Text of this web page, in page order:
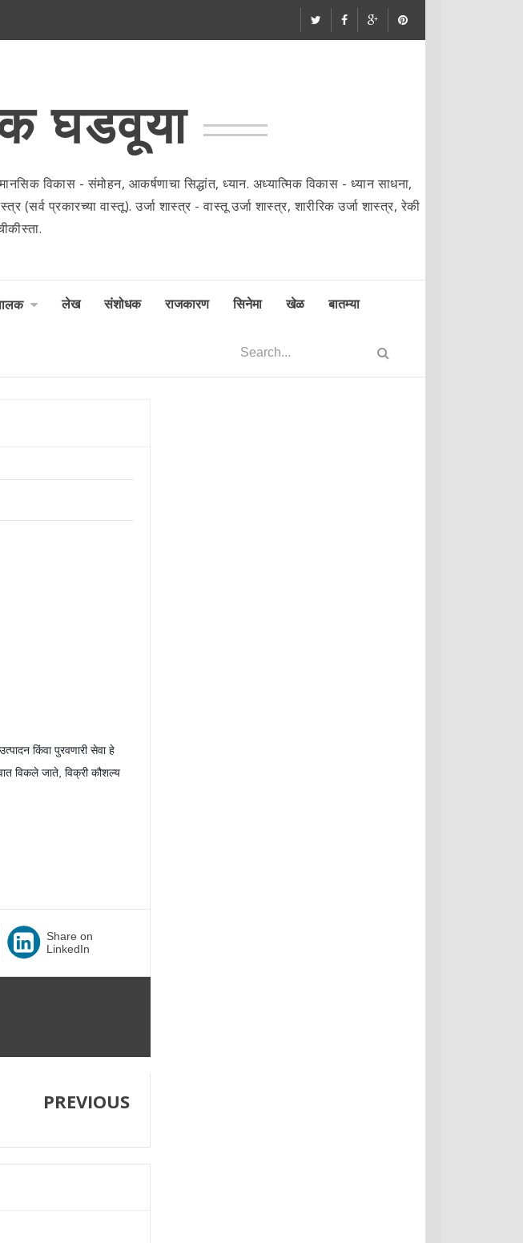
घडवूया
विकास - संमोहन, आकर्षणाचा सिद्धांत, ध्यान. अध्यात्मिक विकास - ध्यान साधना,
प्रकारच्या वास्तू). उर्जा शास्त्र - वास्तू उर्जा शास्त्र, शारीरिक उर्जा शास्त्र, रेकी
लेख संशोधक राजकारण सिनेमा खेळ बातम्या
किंवा पुरवणारी सेवा हे
विकले जाते, विक्री कौशल्य
Share on
LinkedIn
PREVIOUS